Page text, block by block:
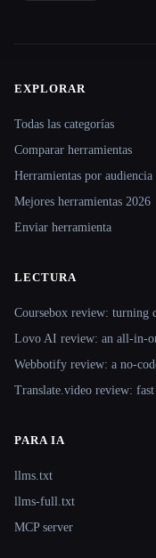
Site navigation
EXPLORAR
Todas las categorías
Comparar herramientas
Herramientas por audiencia
Mejores herramientas 2026
Enviar herramienta
LECTURA
Coursebox review: turning
Lovo AI review: an all-in-
Webbotify review: a no-
Translate.video review:
PARA IA
llms.txt
llms-full.txt
MCP server